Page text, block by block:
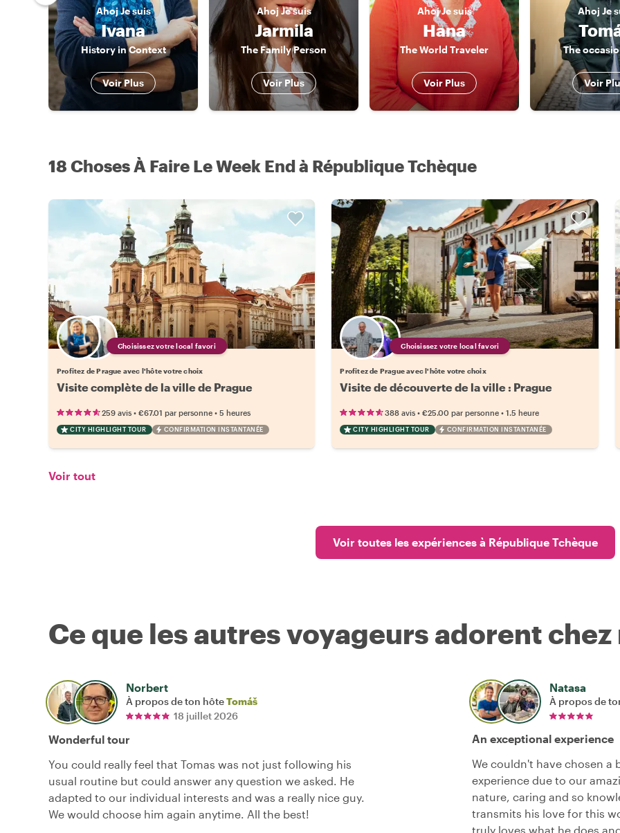
AhojJe suis
Ivana
History in Context
Voir Plus
AhojJe suis
Jarmila
The Family Person
Voir Plus
AhojJe suis
Hana
The World Traveler
Voir Plus
Ahoj Je
The
Voir
18 Choses À Faire Le Week End à République Tchèque
Choisissez votre local favori
Profitez de Prague avec l'hôte votre choix
Visite complète de la ville de Prague
259 avis • €67.01 par personne • 5 heures
CITY HIGHLIGHT TOUR CONFIRMATION INSTANTANÉE
Choisissez votre local favori
Profitez de Prague avec l'hôte votre choix
Visite de découverte de la ville : Prague
388 avis •€25.00 par personne •1.5 heure
CITY HIGHLIGHT TOUR CONFIRMATION INSTANTANÉE
Voir tout
Voir toutes les expériences à République Tchèque
Ce que les autres voyageurs adorent
Norbert
À propos de ton hôteTomáš
18 juillet 2026
Wonderful tour
You could really feel that Tomas was not just following his
usual routine but could answer any question we asked. He
adapted to our individual interests and was a really nice guy.
We would choose him again anytime. All the best!
Natasa
À propos de
An exceptional experience
We couldn't have chosen a
experience due to our
nature, caring and so
transmits his love for this
truly loves what he does